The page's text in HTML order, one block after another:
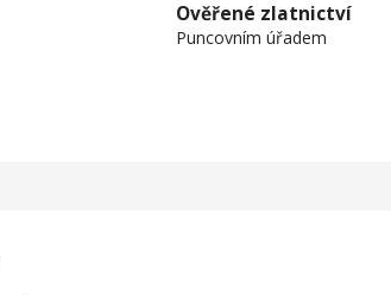
Ověřené zlatnictví
Puncovním úřadem